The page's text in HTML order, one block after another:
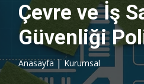
Çevre ve İş
Güvenliği
Anasayfa| Kurumsal